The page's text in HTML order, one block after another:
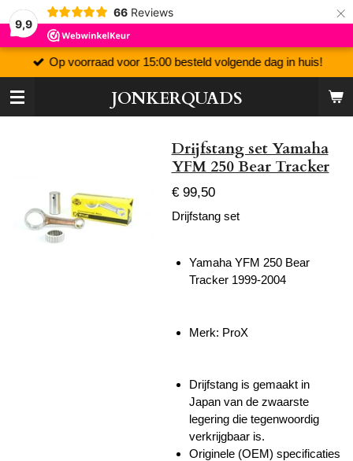
9,9
66 Reviews ×
JONKERQUADS
Op voorraad voor 15:00 besteld volgende dag in huis!
Drijfstang set Yamaha
YFM 250 Bear Tracker
€ 99,50
Drijfstang set
Yamaha YFM 250 Bear
Tracker 1999-2004
Merk: ProX
Drijfstang is gemaakt in
Japan van de zwaarste
legering die tegenwoordig
verkrijgbaar is.
Originele (OEM) specificaties